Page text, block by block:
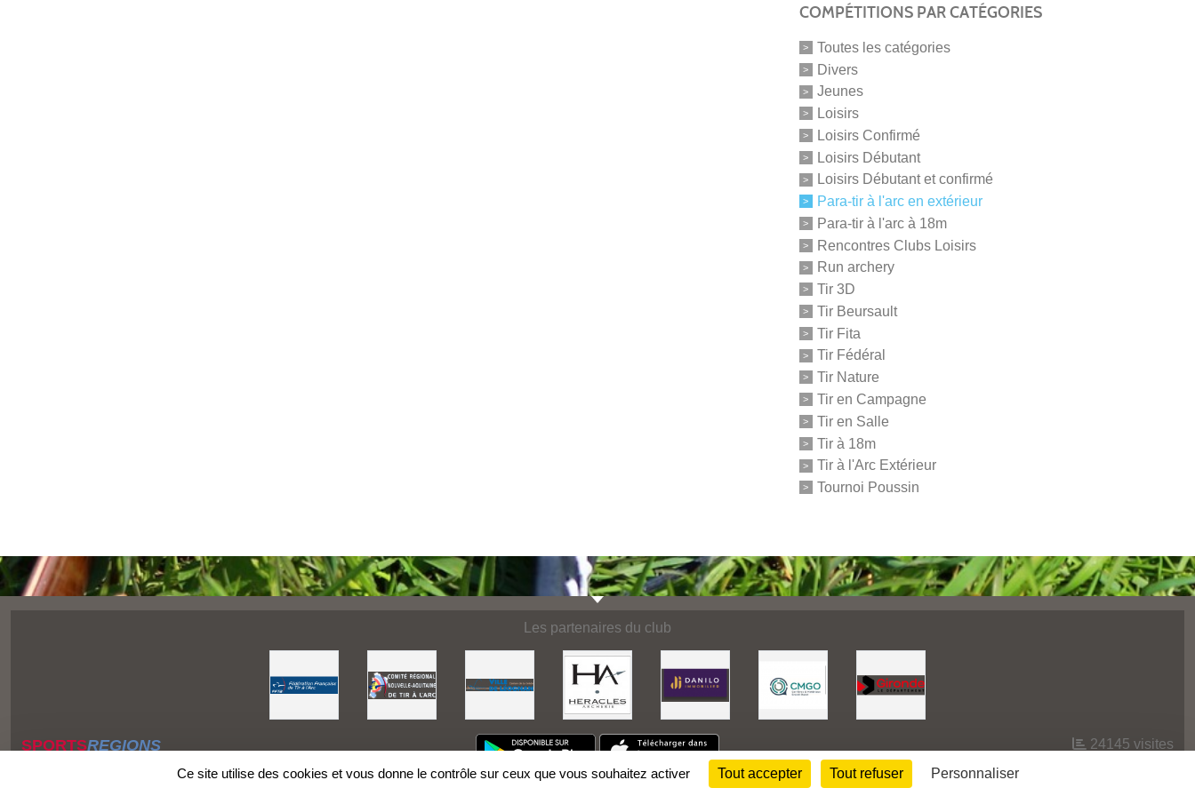
COMPÉTITIONS PAR CATÉGORIES
Toutes les catégories
Divers
Jeunes
Loisirs
Loisirs Confirmé
Loisirs Débutant
Loisirs Débutant et confirmé
Para-tir à l'arc en extérieur
Para-tir à l'arc à 18m
Rencontres Clubs Loisirs
Run archery
Tir 3D
Tir Beursault
Tir Fita
Tir Fédéral
Tir Nature
Tir en Campagne
Tir en Salle
Tir à 18m
Tir à l'Arc Extérieur
Tournoi Poussin
Les partenaires du club
SPORTSREGIONS 24145 visites
Ce site utilise des cookies et vous donne le contrôle sur ceux que vous souhaitez activer Tout accepter Tout refuser Personnaliser